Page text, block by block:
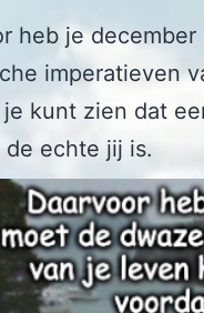
heb je
imperatieven
kunt zien dat
de echte jij is.